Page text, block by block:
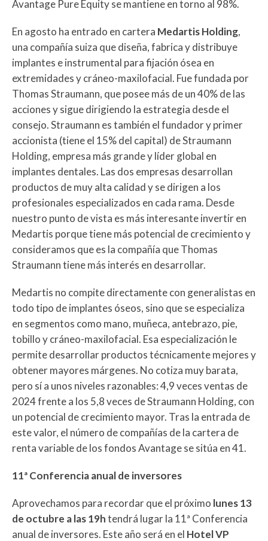
Avantage Pure Equity se mantiene en torno al 98%.
En agosto ha entrado en cartera Medartis Holding,
una compañía suiza que diseña, fabrica y distribuye
implantes e instrumental para fijación ósea en
extremidades y cráneo-maxilofacial. Fue fundada por
Thomas Straumann, que posee más de un 40% de las
acciones y sigue dirigiendo la estrategia desde el
consejo. Straumann es también el fundador y primer
accionista (tiene el 15% del capital) de Straumann
Holding, empresa más grande y líder global en
implantes dentales. Las dos empresas desarrollan
productos de muy alta calidad y se dirigen a los
profesionales especializados en cada rama. Desde
nuestro punto de vista es más interesante invertir en
Medartis porque tiene más potencial de crecimiento y
consideramos que es la compañía que Thomas
Straumann tiene más interés en desarrollar.
Medartis no compite directamente con generalistas en
todo tipo de implantes óseos, sino que se especializa
en segmentos como mano, muñeca, antebrazo, pie,
tobillo y cráneo-maxilofacial. Esa especialización le
permite desarrollar productos técnicamente mejores y
obtener mayores márgenes. No cotiza muy barata,
pero sí a unos niveles razonables: 4,9 veces ventas de
2024 frente a los 5,8 veces de Straumann Holding, con
un potencial de crecimiento mayor. Tras la entrada de
este valor, el número de compañías de la cartera de
renta variable de los fondos Avantage se sitúa en 41.
11ª Conferencia anual de inversores
Aprovechamos para recordar que el próximo lunes 13
de octubre a las 19htendrá lugar la 11ª Conferencia
anual de inversores. Este año será en el Hotel VP